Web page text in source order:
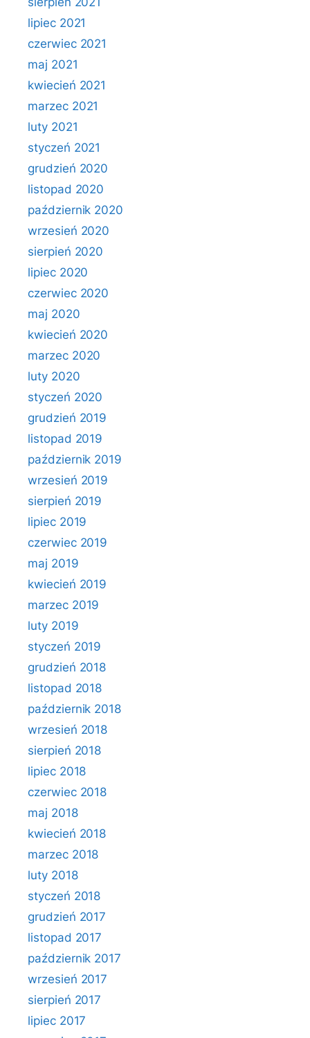
lipiec 2021
czerwiec 2021
maj 2021
kwiecień 2021
marzec 2021
luty 2021
styczeń 2021
grudzień 2020
listopad 2020
październik 2020
wrzesień 2020
sierpień 2020
lipiec 2020
czerwiec 2020
maj 2020
kwiecień 2020
marzec 2020
luty 2020
styczeń 2020
grudzień 2019
listopad 2019
październik 2019
wrzesień 2019
sierpień 2019
lipiec 2019
czerwiec 2019
maj 2019
kwiecień 2019
marzec 2019
luty 2019
styczeń 2019
grudzień 2018
listopad 2018
październik 2018
wrzesień 2018
sierpień 2018
lipiec 2018
czerwiec 2018
maj 2018
kwiecień 2018
marzec 2018
luty 2018
styczeń 2018
grudzień 2017
listopad 2017
październik 2017
wrzesień 2017
sierpień 2017
lipiec 2017